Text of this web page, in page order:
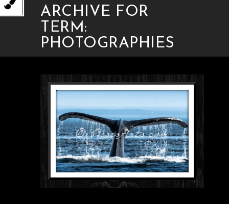
ARCHIVE FOR
TERM:
PHOTOGRAPHIES